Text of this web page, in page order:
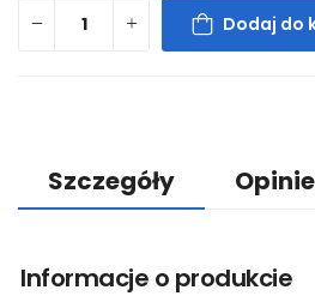
Dodaj do
Szczegóły Opinie
Informacje o produkcie